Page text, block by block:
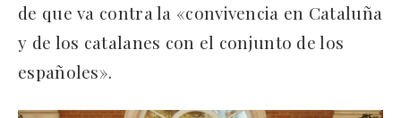
de que va contra la «convivencia en Cataluña
y de los catalanes con el conjunto de los
españoles».